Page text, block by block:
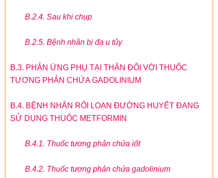
B.2.4. Sau khi chụp
B.2.5. Bệnh nhân bị đa u tủy
B.3. PHẢN ỨNG PHỤ TẠI THẬN ĐỐI VỚI THUỐC
TƯƠNG PHẢN CHỨA GADOLINIUM
B.4. BỆNH NHÂN RỐI LOẠN ĐƯỜNG HUYẾT ĐANG
SỬ DỤNG THUỐC METFORMIN
B.4.1. Thuốc tương phản chứa iốt
B.4.2. Thuốc tương phản chứa gadolinium